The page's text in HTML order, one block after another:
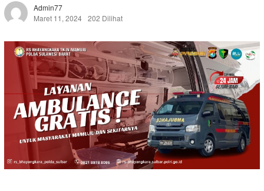
Admin77
Maret 11, 2024 202 Dilihat